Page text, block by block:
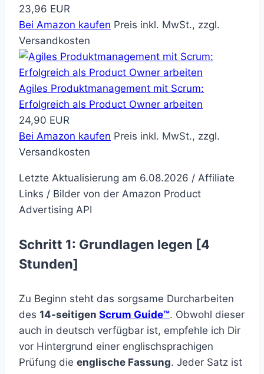
23,96 EUR
Bei Amazon kaufen Preis inkl. MwSt., zzgl.
Versandkosten
Agiles Produktmanagement mit Scrum:
Erfolgreich als Product Owner arbeiten
24,90 EUR
Bei Amazon kaufen Preis inkl. MwSt., zzgl.
Versandkosten
Letzte Aktualisierung am 6.08.2026 / Affiliate
Links / Bilder von der Amazon Product
Advertising API
Schritt 1: Grundlagen legen [4
Stunden]
Zu Beginn steht das sorgsame Durcharbeiten
des 14-seitigen Scrum Guide™. Obwohl dieser
auch in deutsch verfügbar ist, empfehle ich Dir
vor Hintergrund einer englischsprachigen
Prüfung die englische Fassung. Jeder Satz ist